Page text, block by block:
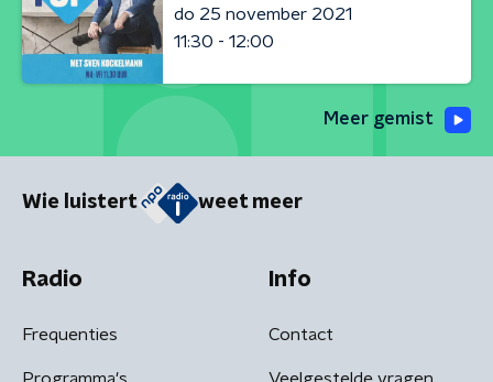
do 25 november 2021
11:30 - 12:00
Meer gemist
Wie luistert weet meer
Radio
Frequenties
Programma's
Info
Contact
Veelgestelde vragen